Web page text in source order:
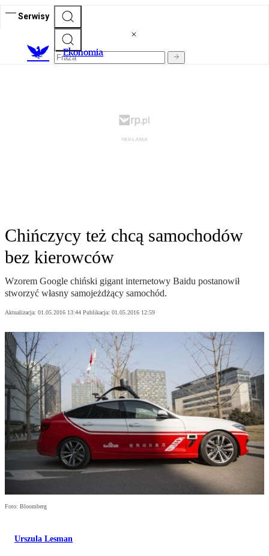
Serwisy
Ekonomia
Chińczycy też chcą samochodów
bez kierowców
Wzorem Google chiński gigant internetowy Baidu postanowił
stworzyć własny samojeżdżący samochód.
Aktualizacja: 01.05.2016 13:44 Publikacja: 01.05.2016 12:59
Foto: Bloomberg
Urszula Lesman